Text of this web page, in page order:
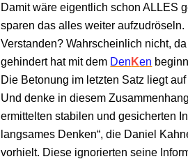
Damit wäre eigentlich schon ALLES
sparen das alles weiter aufzudröseln.
Verstanden? Wahrscheinlich nicht,
gehindert hat mit dem Den Ken
Die Betonung im letzten Satz liegt auf
Und denke in diesem
ermittelten stabilen und gesicherten
langsames Denken“, die Daniel
vorhielt. Diese ignorierten seine